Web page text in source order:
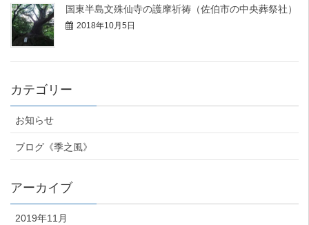
国東半島文殊仙寺の護摩祈祷（佐伯市の中央葬祭社）
2018年10月5日
カテゴリー
お知らせ
ブログ《季之風》
アーカイブ
2019年11月